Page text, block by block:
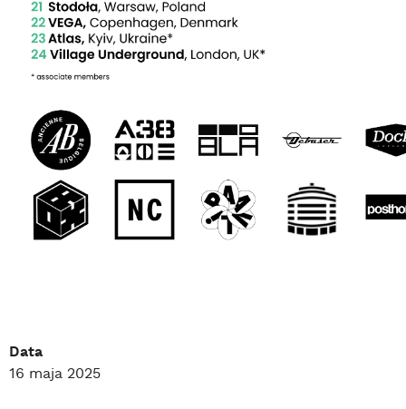
Data
16 maja 2025